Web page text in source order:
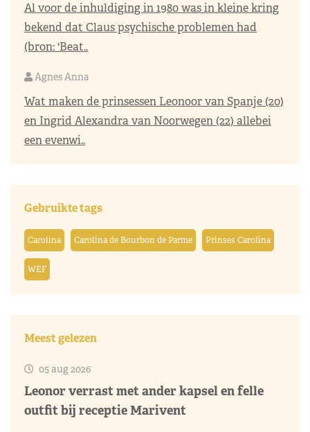
Al voor de inhuldiging in 1980 was in kleine kring
bekend dat Claus psychische problemen had
(bron: 'Beat..
Agnes Anna
Wat maken de prinsessen Leonoor van Spanje (20)
en Ingrid Alexandra van Noorwegen (22) allebei
een evenwi..
Gebruikte tags
Carolina Carolina de Bourbon de Parme Prinses Carolina
WEF
Meest gelezen
05 aug 2026
Leonor verrast met ander kapsel en felle
outfit bij receptie Marivent